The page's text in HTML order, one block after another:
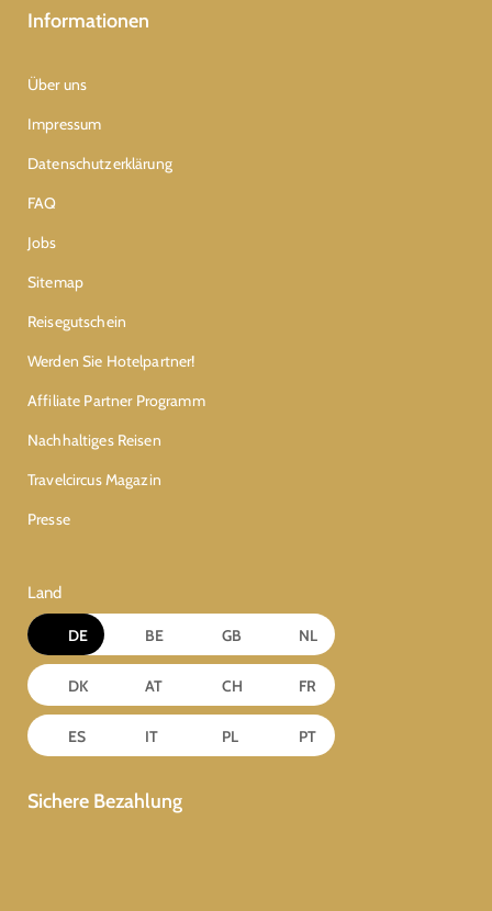
Informationen
Über uns
Impressum
Datenschutzerklärung
FAQ
Jobs
Sitemap
Reisegutschein
Werden Sie Hotelpartner!
Affiliate Partner Programm
Nachhaltiges Reisen
Travelcircus Magazin
Presse
Land
DE BE GB NL
DK AT CH FR
ES IT PL PT
Sichere Bezahlung